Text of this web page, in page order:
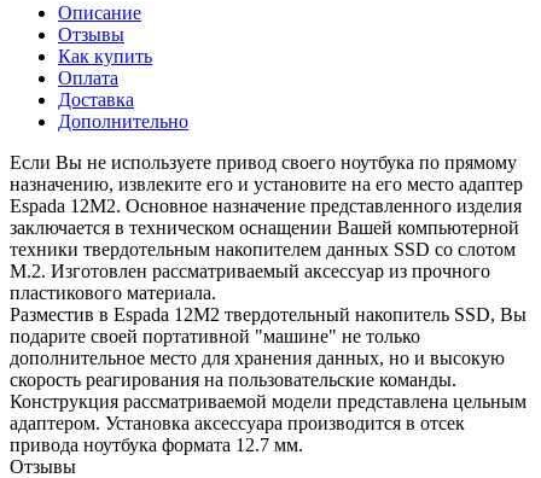
Описание
Отзывы
Как купить
Оплата
Доставка
Дополнительно
Если Вы не используете привод своего ноутбука по прямому
назначению, извлеките его и установите на его место адаптер
Espada 12M2. Основное назначение представленного изделия
заключается в техническом оснащении Вашей компьютерной
техники твердотельным накопителем данных SSD со слотом
M.2. Изготовлен рассматриваемый аксессуар из прочного
пластикового материала.
Разместив в Espada 12M2 твердотельный накопитель SSD, Вы
подарите своей портативной "машине" не только
дополнительное место для хранения данных, но и высокую
скорость реагирования на пользовательские команды.
Конструкция рассматриваемой модели представлена цельным
адаптером. Установка аксессуара производится в отсек
привода ноутбука формата 12.7 мм.
Отзывы